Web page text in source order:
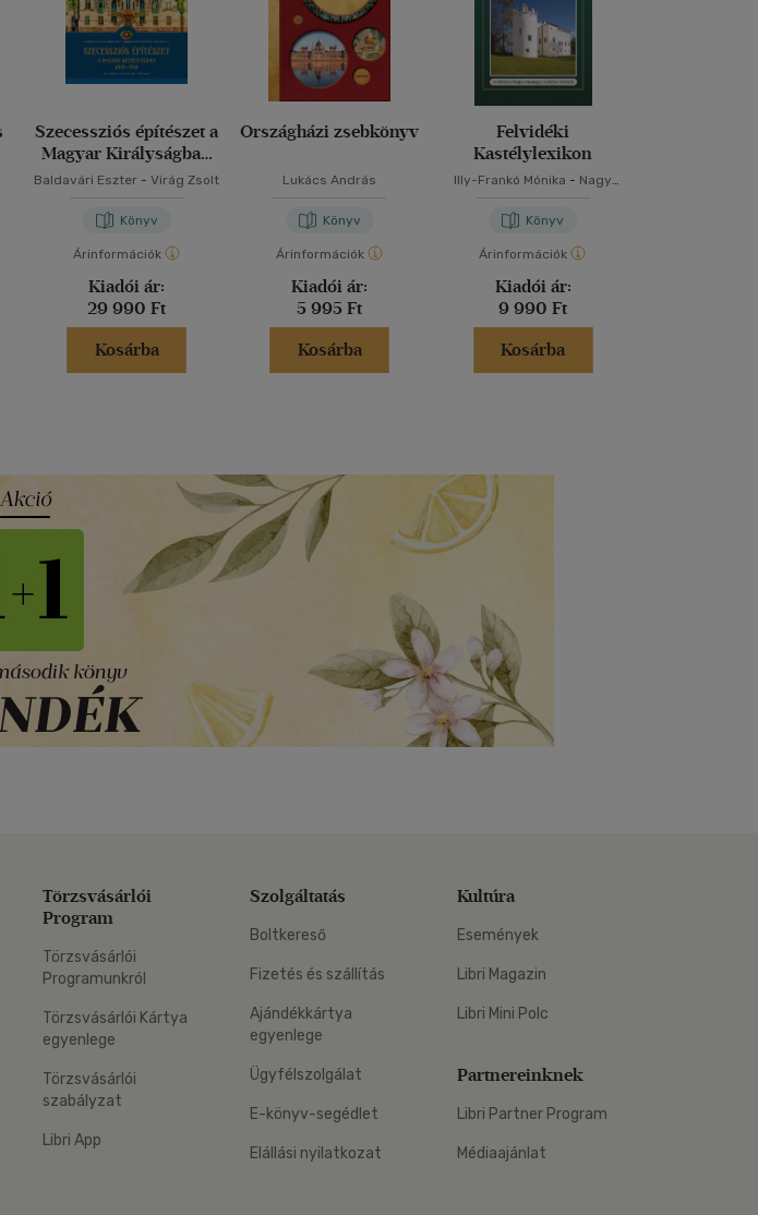
Szecessziós építészet a
Magyar Királyságban
(1893-1918)
Baldavári Eszter -Virág Zsolt
Könyv
Árinformációk
Kiadói ár:
29 990 Ft
Kosárba
Országházi zsebkönyv
Lukács András
Könyv
Árinformációk
Kiadói ár:
5 995 Ft
Kosárba
Felvidéki
Kastélylexikon
Illy-Frankó Mónika - Nagy
Könyv
Árinformációk
Kiadói ár:
9 990 Ft
Kosárba
Törzsvásárlói
Program
Törzsvásárlói
Programunkról
Törzsvásárlói Kártya
egyenlege
Törzsvásárlói
szabályzat
Libri App
Szolgáltatás
Boltkereső
Fizetés és szállítás
Ajándékkártya
egyenlege
Ügyfélszolgálat
E-könyv-segédlet
Elállási nyilatkozat
Kultúra
Események
Libri Magazin
Libri Mini Polc
Partnereinknek
Libri Partner Program
Médiaajánlat